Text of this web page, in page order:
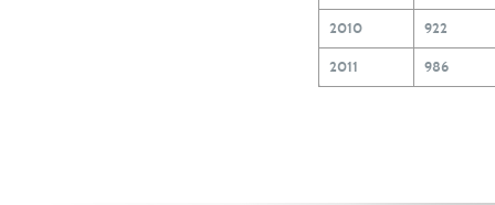
2010 922
2011 986